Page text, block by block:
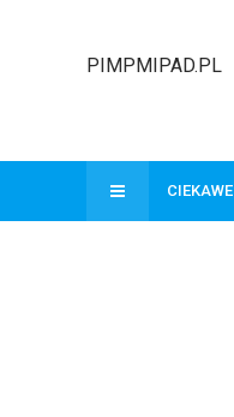
PIMPMIPAD.PL
CIEKAWE